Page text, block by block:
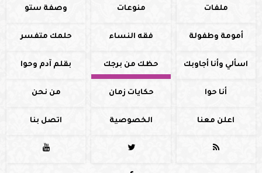
ملفات منوعات وصفة ستو
أمومة وطفولة فقه النساء حلمك متفسر
اسألي وأنا أجاوبك حظك من برجك بقلم آدم وحوا
أنا حوا حكايات زمان من نحن
اعلن معنا الخصوصية اتصل بنا


